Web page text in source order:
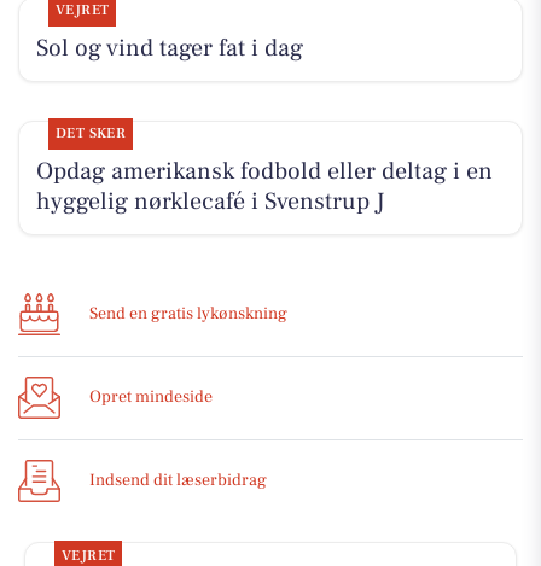
VEJRET
Sol og vind tager fat i dag
DET SKER
Opdag amerikansk fodbold eller deltag i en
hyggelig nørklecafé i Svenstrup J
Send en gratis lykønskning
Opret mindeside
Indsend dit læserbidrag
VEJRET